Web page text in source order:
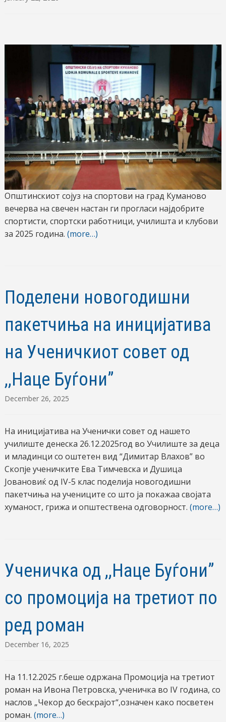
Општинскиот сојуз на спортови на град Куманово
вечерва на свечен настан ги прогласи најдобрите
спортисти, спортски работници, училишта и клубови
за 2025 година. (more…)
Поделени новогодишни
пакетчиња на иницијатива
на Ученичкиот совет од
,,Наце Буѓони”
December 26, 2025
На иницијатива на Ученички совет од нашето
училиште денеска 26.12.2025год во Училиште за деца
и младинци со оштетен вид “Димитар Влахов” во
Скопје ученичките Ева Тимчевска и Душица
Јовановиќ од IV-5 клас поделија новогодишни
пакетчиња на учениците со што ја покажаа својата
хуманост, грижа и општествена одговорност. (more…)
Ученичка од ,,Наце Буѓони”
со промоција на третиот по
ред роман
December 16, 2025
На 11.12.2025 г.беше одржана Промоција на третиот
роман на Ивона Петровска, ученичка во IV година, со
наслов „Чекор до бескрајот“,означен како посветен
роман. (more…)